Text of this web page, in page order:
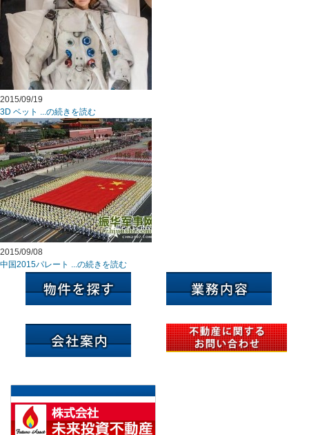
2015/09/19
3D ベット ...の続きを読む
2015/09/08
中国2015パレート ...の続きを読む